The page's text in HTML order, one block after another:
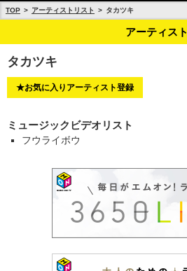
TOP アーティストリスト タカツキ
アーティスト
タカツキ
★お気に入りアーティスト登録
ミュージックビデオリスト
フウライボウ